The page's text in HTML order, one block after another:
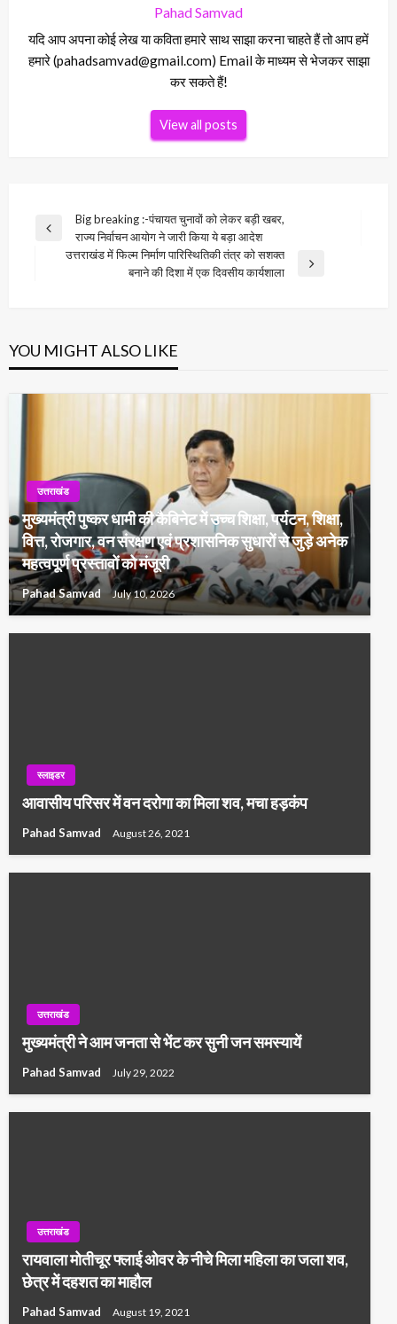
Pahad Samvad
यदि आप अपना कोई लेख या कविता हमारे साथ साझा करना चाहते हैं तो आप हमें
हमारे (pahadsamvad@gmail.com) Email के माध्यम से भेजकर साझा
कर सकते हैं!
View all posts
Post
navigation
Previous
Big breaking :-पंचायत चुनावों को लेकर बड़ी खबर,
राज्य निर्वाचन आयोग ने जारी किया ये बड़ा आदेश
उत्तराखंड में फिल्म निर्माण पारिस्थितिकी तंत्र को सशक्त
बनाने की दिशा में एक दिवसीय कार्यशाला
YOU MIGHT ALSO LIKE
उत्तराखंड
मुख्यमंत्री पुष्कर धामी की कैबिनेट में उच्च शिक्षा, पर्यटन, शिक्षा,
वित्त, रोजगार, वन संरक्षण एवं प्रशासनिक सुधारों से जुड़े अनेक
महत्वपूर्ण प्रस्तावों को मंजूरी
Pahad Samvad July 10, 2026
स्लाइडर
आवासीय परिसर में वन दरोगा का मिला शव, मचा हड़कंप
Pahad Samvad August 26, 2021
उत्तराखंड
मुख्यमंत्री ने आम जनता से भेंट कर सुनी जन समस्यायें
Pahad Samvad July 29, 2022
उत्तराखंड
रायवाला मोतीचूर फ्लाई ओवर के नीचे मिला महिला का जला शव,
छेत्र में दहशत का माहौल
Pahad Samvad August 19, 2021